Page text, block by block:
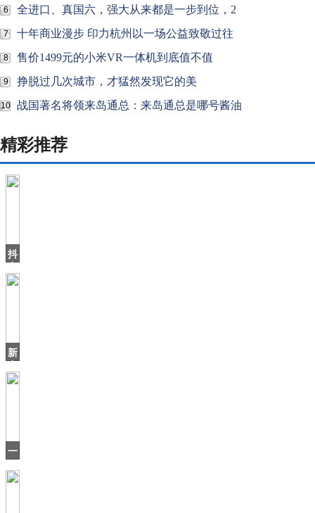
6 全进口、真国六，强大从来都是一步到位，2
7 十年商业漫步 印力杭州以一场公益致敬过往
8 售价1499元的小米VR一体机到底值不值
9 挣脱过几次城市，才猛然发现它的美
10 战国著名将领来岛通总：来岛通总是哪号酱油
精彩推荐
抖
上
海
爷
新
国
华
一
气